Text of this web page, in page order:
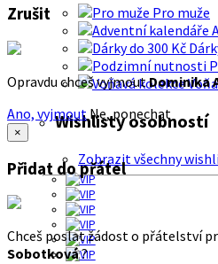
Pro muže
Wishlisty osobností
Zobrazit všechny
Zrušit
Opravdu chceš vyjmoutDominika
Ano, vyjmout Ne, ponechat
×
Přidat do přátel
Chceš poslat žádost o přátelství
Sobotková?